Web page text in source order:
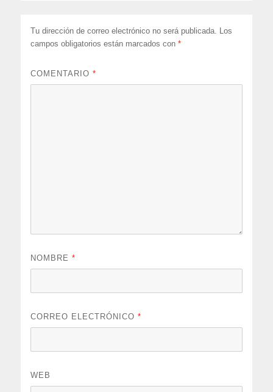
Tu dirección de correo electrónico no será publicada. Los
campos obligatorios están marcados con*
COMENTARIO*
NOMBRE*
CORREO ELECTRÓNICO*
WEB